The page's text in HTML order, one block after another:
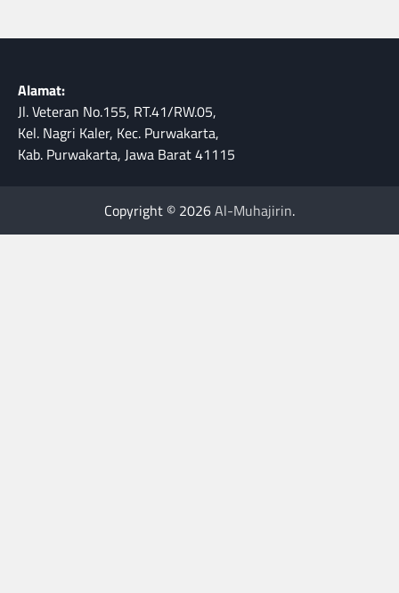
Alamat:
Jl. Veteran No.155, RT.41/RW.05,
Kel. Nagri Kaler, Kec. Purwakarta,
Kab. Purwakarta, Jawa Barat 41115
Copyright © 2026Al-Muhajirin.